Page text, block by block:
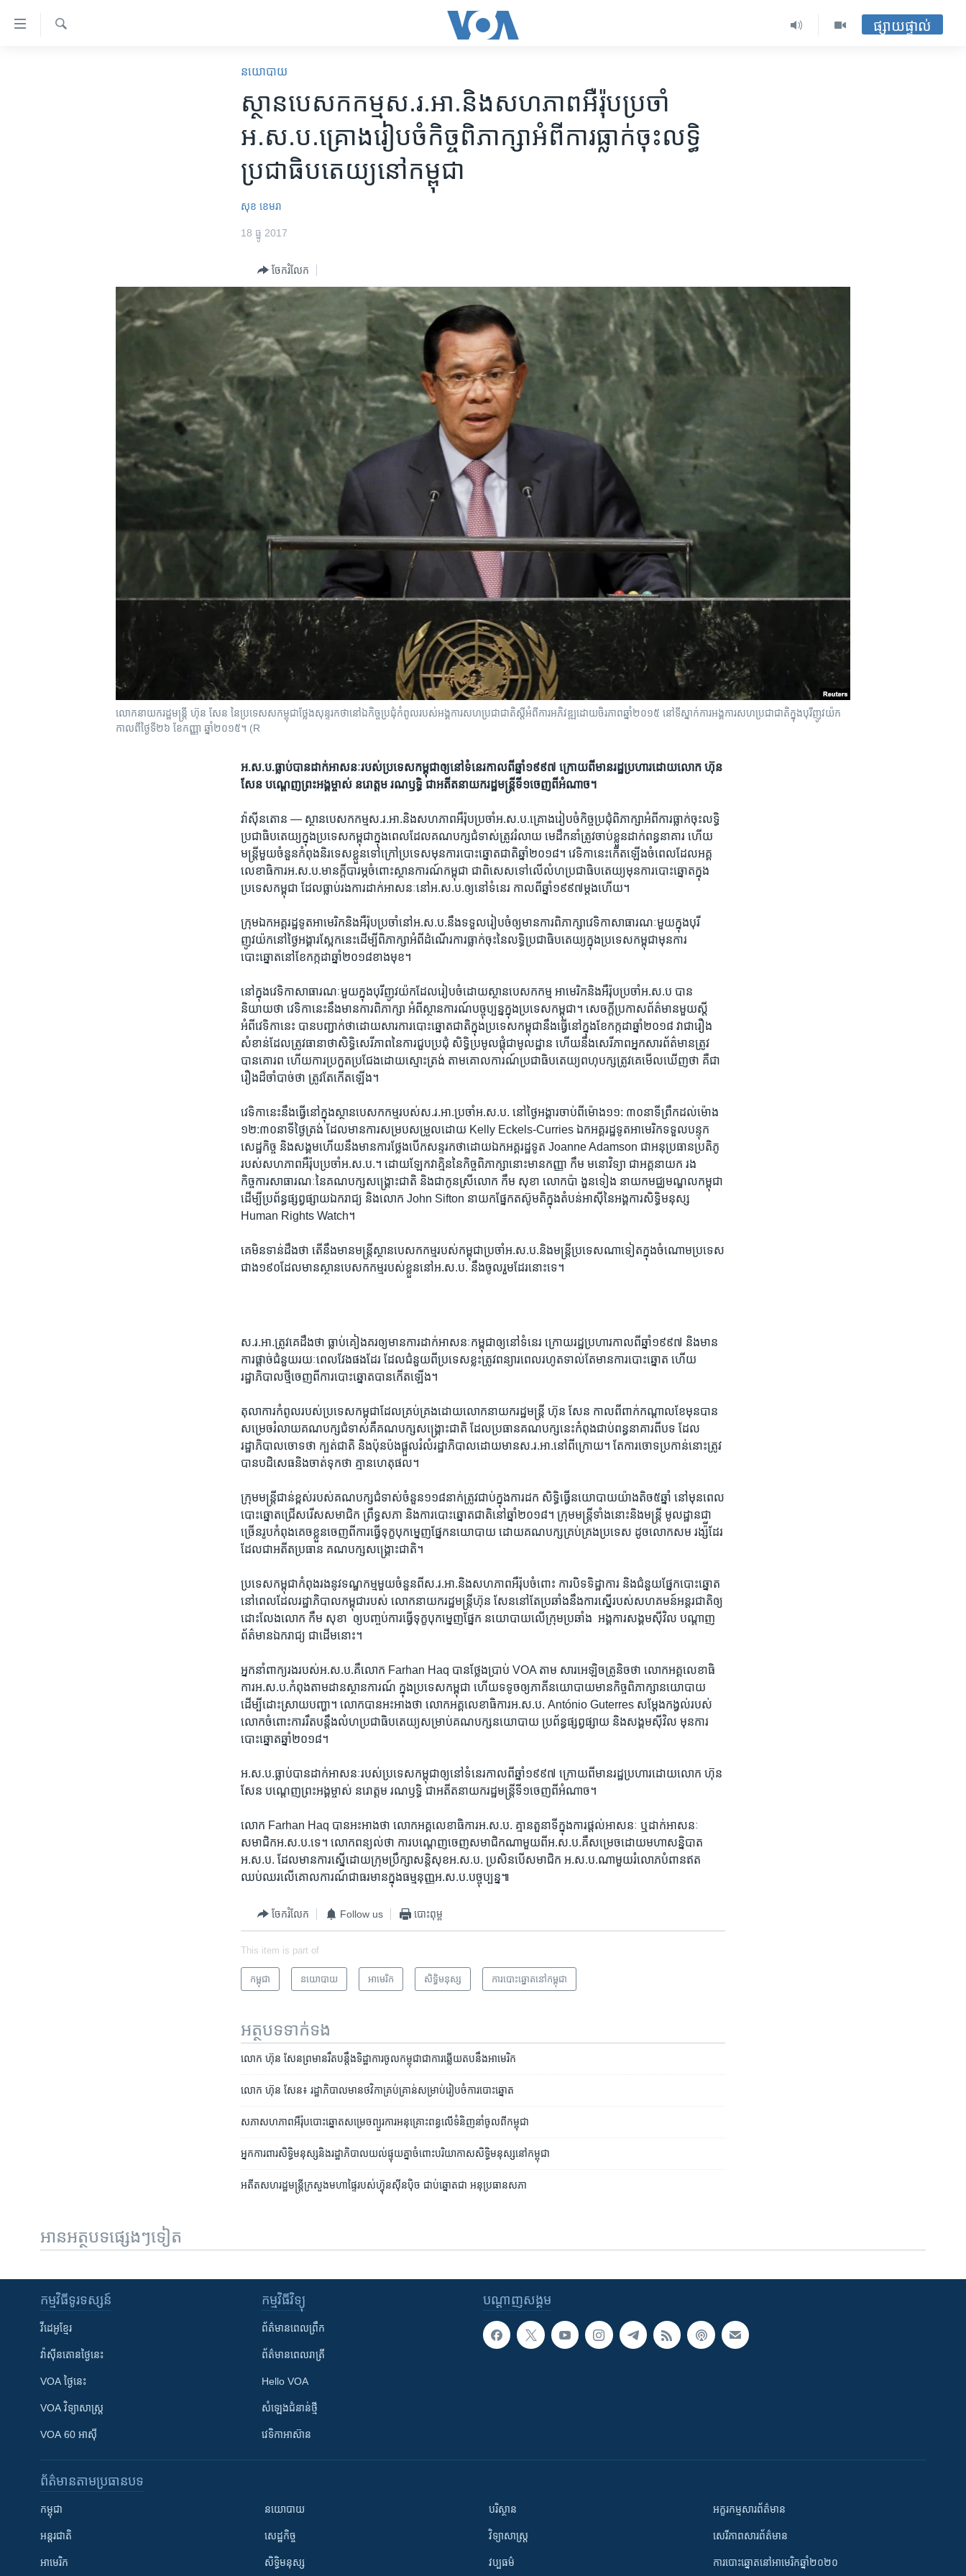
ទៅ​
ផ្សាយផ្ទាល់
នយោបាយ
ស្ថាន​បេសកកម្ម​ស.រ.អា.​និង​សហភាព​អឺរ៉ុប​ប្រចាំ​
អ.ស.ប.​​គ្រោង​រៀបចំ​កិច្ច​ពិភាក្សា​អំពី​ការ​ធ្លាក់​ចុះ​លទ្ធិ​
ប្រជាធិបតេយ្យ​នៅ​កម្ពុជា
សុខ ខេមរា
18 ធ្នូ 2017
ចែករំលែក
លោក​នាយករដ្ឋមន្ត្រី​ ហ៊ុន សែន នៃ​ប្រទេស​សកម្ពុជា​​ថ្លែង​សុន្ទរកថា​នៅ​​​ឯ​កិច្ច​ប្រជុំ​កំពូល​របស់​អង្គការ​សហប្រជាជាតិ​ស្តី​អំពី​ការ​អភិវឌ្ឍ​ដោយ​ចិរភាព​ឆ្នាំ​២០១៥ នៅ​ទី​ស្នាក់ការ​​អង្គការ​សហប្រជាជាតិ​ក្នុង​បុរីញូវយ៉ក
កាល​ពីថ្ងៃ​ទី​២៦ ខែ​កញ្ញា ឆ្នាំ​២០១៥។ (R
អ.ស.ប.​​ធ្លាប់​​បាន​​​ដាក់​អាសនៈ​របស់​​ប្រទេស​កម្ពុជា​ឲ្យ​នៅ​ទំនេរ​​កាលពី​ឆ្នាំ​១៩៩៧​ ក្រោយពី​មាន​រដ្ឋ​ប្រហារ​​ដោយ​លោក ហ៊ុន
សែន​ បណ្តេញ​ព្រះអង្គ​ម្ចាស់ ​នរោត្តម​ រណ​ឫទ្ធិ​ ជា​អតីត​នាយក​រដ្ឋមន្ត្រី​ទី១​ចេញ​ពី​អំណាច។​
វ៉ាស៊ីនតោន — ស្ថាន​បេសកកម្ម​ស.រ.អា.​និង​សហភាព​អឺរ៉ុប​ប្រចាំ​អ.ស.ប.​គ្រោង​រៀបចំ​កិច្ច​ប្រជុំ​ពិភាក្សា​អំពី​ការ​ធ្លាក់ចុះ​លទ្ធិ​
ប្រជាធិបតេយ្យ​ក្នុង​ប្រទេស​កម្ពុជា​ក្នុង​ពេល​ដែល​គណបក្ស​ជំទាស់​ត្រូវ​រំលាយ​ ​មេដឹកនាំ​ត្រូវ​ចាប់​ខ្លួន​ដាក់​ពន្ធនាគារ​ ហើយ​
មន្ត្រី​មួយ​ចំនួន​កំពុង​និរទេស​ខ្លួន​ទៅ​ក្រៅ​ប្រទេស​មុន​ការ​បោះឆ្នោត​ជាតិ​ឆ្នាំ​២០១៨។​ ​វេទិកានេះ​កើត​ឡើង​ចំ​ពេល​ដែល​អគ្គ
លេខាធិការ​អ.ស.ប.​មាន​ក្តី​បារម្ភ​ចំពោះ​ស្ថាន​ការណ៍​កម្ពុជា​ ជាពិសេស​ទៅលើ​លំហ​ប្រជាធិបតេយ្យ​មុន​ការ​បោះឆ្នោត​ក្នុង​
ប្រទេស​កម្ពុជា​ ដែល​ធ្លាប់​រង​ការ​ដាក់​អាសនៈ​នៅ​អ.ស.ប.ឲ្យ​នៅ​ទំនេរ​ កាលពី​ឆ្នាំ​១៩៩៧​ម្តង​ហើយ។​ ​
ក្រុម​ឯក​អគ្គរដ្ឋទូត​អាមេរិក​និង​អឺរ៉ុប​ប្រចាំ​នៅ​អ.ស.ប.នឹង​ទទួល​រៀបចំ​ឲ្យ​មាន​ការ​ពិភាក្សា​វេទិកា​សាធារណៈ​មួយ​ក្នុង​បុរី​
ញូវយ៉ក​នៅ​ថ្ងៃ​អង្គារ​ស្អែក​នេះ​ដើម្បី​ពិភាក្សា​អំពី​ដំណើរការ​ធ្លាក់​ចុះ​នៃ​លទ្ធិ​ប្រជាធិបតេយ្យ​ក្នុង​ប្រទេស​កម្ពុជា​មុន​ការ​
បោះឆ្នោត​នៅ​ខែ​កក្កដា​ឆ្នាំ២០១៨​ខាងមុខ។
នៅ​ក្នុង​វេទិកា​សាធារណៈ​មួយ​ក្នុង​បុរី​ញូវយ៉ក​ដែល​រៀបចំ​ដោយ​ស្ថាន​បេសកកម្ម អាមេរិក​និង​អឺរ៉ុប​ប្រចាំ​អ.ស.ប​ បាន​
និយាយ​ថា​ វេទិកា​នេះ​នឹង​មាន​ការ​ពិភាក្សា អំពី​ស្ថានការណ៍​បច្ចុប្បន្ន​ក្នុង​ប្រទេស​កម្ពុជា។​ សេចក្តី​ប្រកាស​ព័ត៌មាន​មួយ​ស្តី
អំពី​វេទិកា​នេះ ​បាន​បញ្ជាក់​ថា​ដោយសារ​ការបោះឆ្នោត​ជាតិ​ក្នុង​ប្រទេស​កម្ពុជា​នឹង​ធ្វើ​នៅ​ក្នុង​ខែ​កក្កដា​ឆ្នាំ​២០១៨​ វា​ជា​រឿង​
សំខាន់​ដែលត្រូវ​ធានា​ថា​សិទ្ធិ​សេរីភាព​នៃ​ការ​ជួបប្រជុំ ​សិទ្ធិ​ប្រមូល​ផ្តុំ​ជា​មូលដ្ឋាន​ ហើយ​នឹង​សេរីភាព​អ្នក​សារព័ត៌មាន​ត្រូវ​
បាន​គោរព ​ហើយ​ការ​ប្រកួត​ប្រជែង​ដោយ​ស្មោះត្រង់​ តាម​គោលការណ៍​ប្រជាធិបតេយ្យ​ពហុបក្ស​ត្រូវ​គេ​មើល​ឃើញ​ថា ​គឺ​ជា​
រឿង​ដ៏​ចាំបាច់​ថា ត្រូវ​តែ​កើត​ឡើង។
វេទិកា​នេះ​នឹង​ធ្វើ​នៅ​ក្នុង​ស្ថាន​បេសកកម្ម​របស់​ស.រ.អា.​ប្រចាំ​អ.ស.ប.​ នៅថ្ងៃ​អង្គារ​ចាប់ពី​ម៉ោង​១១: ៣០​នាទីព្រឹក​ដល់​ម៉ោង​
១២:៣០​នាទី​ថ្ងៃត្រង់​ ដែល​មាន​ការ​សម្រប​សម្រួល​ដោយ​ Kelly Eckels-Curries ​ឯក​អគ្គ​រដ្ឋទូត​អាមេរិក​ទទួល​បន្ទុក​
សេដ្ឋកិច្ច​ និង​សង្គម​ហើយ​នឹង​មាន​ការ​ថ្លែង​បើក​សន្ទរកថា​ដោយ​ឯក​អគ្គរដ្ឋទូត​ Joanne Adamson ​ជា​អនុប្រធាន​ប្រតិភូ​
របស់​សហភាព​អឺរ៉ុប​ប្រចាំ​អ.ស.ប.។​ ដោយ​ឡែក​វាគ្មិន​នៃ​កិច្ច​ពិភាក្សា​នោះ​មាន​កញ្ញា​ កឹម មនោវិទ្យា​ ជា​អគ្គ​នាយក​ រង​
កិច្ចការ​សាធារណៈ​នៃ​គណបក្ស​សង្គ្រោះ​ជាតិ ​និង​ជាកូន​ស្រី​លោក​ កឹម សុខា​ ​លោក​ប៉ា ងួនទៀង​ នាយក​មជ្ឈមណ្ឌល​កម្ពុជា​
ដើម្បី​ប្រព័ន្ធ​ផ្សព្វផ្សាយ​ឯករាជ្យ​ និង​លោក John Sifton​ នាយក​ផ្នែក​តស៊ូ​មតិ​ក្នុង​តំបន់​អាស៊ី​នៃ​អង្គការ​សិទ្ធិ​មនុស្ស​
Human ​Rights​ Watch។​
គេ​មិន​ទាន់​ដឹង​ថា តើ​នឹង​មាន​មន្ត្រី​ស្ថាន​បេសកកម្ម​របស់​កម្ពុជា​ប្រចាំ​អ.ស.ប.​និងមន្ត្រី​ប្រទេស​ណា​ទៀត​ក្នុង​ចំណោម​ប្រទេស​
ជាង​១៩០​ដែល​មាន​ស្ថានបេសក​កម្ម​របស់​ខ្លួន​នៅ​អ.ស.ប.​ ​នឹង​ចូលរួម​ដែរ​នោះ​ទេ។​
ស.រ.អា.​ត្រូវ​គេ​ដឹង​ថា​ ធ្លាប់​គៀងគរ​ឲ្យ​មាន​ការ​ដាក់​អាសនៈ​កម្ពុជា​ឲ្យ​នៅ​ទំនេរ​ ក្រោយ​រដ្ឋប្រហារ​កាលពី​ឆ្នាំ១៩៩៧​ និង​មាន​
ការ​ផ្តាច់​ជំនួយ​រយៈ​ពេល​វែង​ផង​ដែរ​ ​ដែល​ជំនួយ​ពី​ប្រទេស​ខ្លះត្រូវ​ពន្យារ​ពេល​រហូត​ទាល់​តែ​មាន​ការ​បោះ​ឆ្នោត​ ហើយ​
រដ្ឋាភិបាល​ថ្មី​ចេញ​ពី​ការ​បោះឆ្នោត​បាន​កើត​ឡើង។​
តុលាការ​កំពូល​របស់​ប្រទេស​កម្ពុជា​ដែល​គ្រប់​គ្រង​ដោយ​លោក​នាយក​រដ្ឋមន្ត្រី​ ហ៊ុន សែន ​កាលពី​ពាក់​កណ្តាល​ខែ​មុន​បាន​
សម្រេច​រំលាយ​គណបក្ស​ជំទាស់​គឺ​គណបក្ស​សង្គ្រោះ​ជាតិ​ ដែល​ប្រធាន​គណបក្ស​នេះ​កំពុង​ជាប់​ពន្ធនាគារ​ពី​បទ​ ដែល​
រដ្ឋាភិបាល​ចោទ​ថា​ ក្បត់ជាតិ​ និង​ប៉ុនប៉ង​ផ្តួលរំលំ​រដ្ឋាភិបាលដោយ​មាន​ស.រ.អា.​នៅ​ពី​ក្រោយ។​ តែ​ការ​ចោទ​ប្រកាន់​នោះត្រូវ​
បាន​បដិសេធ​និង​ចាត់​ទុក​ថា ​គ្មាន​ហេតុផល។​
ក្រុម​មន្ត្រី​ជាន់ខ្ពស់​របស់​គណបក្ស​ជំទាស់​ចំនួន​១១៨​នាក់ត្រូវ​ជាប់​ក្នុង​ការ​ដក​ សិទ្ធិ​ធ្វើ​នយោបាយ​យ៉ាងតិច​៥​ឆ្នាំ​ នៅមុន​ពេល​
បោះឆ្នោត​ជ្រើសរើស​សមាជិក​ ព្រឹទ្ធ​សភា​ និង​ការ​បោះឆ្នោត​ជាតិ​នៅ​ឆ្នាំ​២០១៨។ ​ក្រុម​មន្ត្រី​ទាំង​នោះ​និង​មន្ត្រី មូលដ្ឋាន​ជា
ច្រើន​រូប​កំពុង​គេចខ្លួន​ចេញពី​ការ​ធ្វើ​ទុក្ខ​បុក​ម្នេញ​ផ្នែក​នយោបាយ​ ដោយ​គណបក្ស​គ្រប់គ្រង​ប្រទេស​ ដូចលោក​សម រង្ស៉ី​ដែរ​
​ដែល​ជា​អតីត​ប្រធាន គណបក្ស​សង្គ្រោះជាតិ។​
ប្រទេស​កម្ពុជា​កំពុង​រង​នូវ​ទណ្ឌកម្ម​មួយ​ចំនួន​ពី​ស.រ.អា.​និង​សហភាព​អឺរ៉ុប​ចំពោះ ការបិទ​ទិដ្ឋាការ​ និង​ជំនួយ​ផ្នែក​បោះឆ្នោត​
នៅ​ពេល​ដែល​រដ្ឋាភិបាល​កម្ពុជា​របស់​ លោក​នាយក​រដ្ឋមន្ត្រី​ហ៊ុន សែន​នៅតែ​ប្រឆាំង​នឹង​ការស្នើ​របស់​សហគមន៍​អន្តរ​ជាតិ​ឲ្យ​
ដោះ​លែង​លោក ​កឹម សុខា ​ ​ឲ្យបញ្ចប់​ការ​ធ្វើទុក្ខ​បុកម្នេញ​ផ្នែក​ នយោបាយ​លើ​ក្រុម​ប្រឆាំង​ ​ អង្គការ​សង្គម​ស៊ីវិល ​បណ្តាញ​
ព័ត៌មាន​ឯករាជ្យ​ ជា​ដើម​នោះ។​
អ្នក​នាំ​ពាក្យ​រង​របស់​អ.ស.ប.​គឺលោក ​Farhan Haq ​បាន​ថ្លែង​ប្រាប់​ VOA ​តាម​ សារ​អេឡិច​ត្រូនិច​ថា ​លោក​អគ្គលេខាធិ
ការ​អ.ស.ប.​កំពុង​តាម​ដាន​ស្ថាន​ការណ៍​ ក្នុង​ប្រទេស​កម្ពុជា​ ​ហើយ​ទទូច​ឲ្យ​ភាគី​នយោបាយមាន​កិច្ច​ពិភាក្សា​នយោបាយ ​
ដើម្បី​ដោះស្រាយ​បញ្ហា។ ​លោក​បាន​អះអាង​ថា​ លោ​ក​អគ្គលេខាធិការ​អ.ស.ប.​ ​António Guterres​ សម្តែង​កង្វល់​របស់​
លោក​ចំពោះ​ការ​រឹត​បន្តឹង​លំហ​ប្រជា​ធិបតេយ្យ​សម្រាប់​គណបក្ស​នយោបាយ​ ប្រព័ន្ធ​ផ្សព្វផ្សាយ​ និង​សង្គម​ស៊ីវិល​ ​មុន​ការ​
បោះឆ្នោត​ឆ្នាំ​២០១៨។​
អ.ស.ប.ធ្លាប់បាន​ដាក់​អាសនៈ​របស់ប្រទេស​កម្ពុជា​ឲ្យ​នៅ​ទំនេរកាលពី​ឆ្នាំ​១៩៩៧​ ក្រោយពី​មាន​រដ្ឋ​ប្រហារដោយ​លោក ហ៊ុន
សែន​ បណ្តេញ​ព្រះអង្គ​ម្ចាស់ ​នរោត្តម​ រណ​ឫទ្ធិ​ ជា​អតីត​នាយក​រដ្ឋមន្ត្រី​ទី១​ចេញ​ពី​អំណាច។​
លោក ​Farhan Haq ​បាន​អះអាង​ថា​ លោក​អគ្គលេខាធិការ​អ.ស.ប. ​គ្មាន​តួនាទី​ក្នុង​ការ​ផ្តល់​អាសនៈ​ ឬ​ដាក់​អាសនៈ​
សមាជិក​អ.ស.ប.​ទេ។ ​លោក​ពន្យល់​ថា​ ការ​បណ្តេញ​ចេញ​សមាជិក​ណាមួយ​ពី​អ.ស.ប.​គឺ​សម្រេច​ដោយ​មហា​សន្និបាត​
អ.ស.ប.​ ដែល​មាន​ការ​ស្នើ​ដោយ​ក្រុម​ប្រឹក្សា​សន្តិសុខ​អ.ស.ប.​ ប្រសិន​បើ​សមាជិក​ អ.ស.ប.​ណាមួយ​រំលោភ​បំពាន​ឥត​
ឈប់ឈរ​លើ​គោល​ការណ៍​ជាធរមាន​ក្នុង​ធម្មនុញ្ញ​អ.ស.ប.​បច្ចុប្បន្ន៕​
ចែករំលែក Follow us បោះពុម្ព
This item is part of
កម្ពុជា នយោបាយ អាមេរិក​ សិទ្ធិ​មនុស្ស ​ការ​បោះឆ្នោត​​នៅ​កម្ពុជា
អត្ថបទ​ទាក់ទង
លោក ​ហ៊ុន សែន​ព្រមាន​រឹត​បន្តឹង​ទិដ្ឋាការ​ចូល​កម្ពុជា​ជា​ការ​ឆ្លើយ​តប​នឹង​អាមេរិក
លោក ហ៊ុន សែន៖ រដ្ឋាភិបាល​មាន​ថវិកា​គ្រប់គ្រាន់​សម្រាប់​រៀបចំ​ការ​បោះឆ្នោត
សភា​សហភាព​អឺរ៉ុប​បោះឆ្នោត​សម្រេច​ព្យួរ​ការ​​អនុគ្រោះ​ពន្ធ​លើ​ទំនិញ​នាំចូល​ពី​កម្ពុជា
អ្នក​ការពារ​សិទ្ធិ​មនុស្ស​និង​រដ្ឋាភិបាល​យល់​ផ្ទុយ​គ្នា​​ចំពោះ​​បរិយាកាស​សិទ្ធិ​មនុស្ស​នៅ​កម្ពុជា
អតីត​សហរដ្ឋ​មន្ត្រី​ក្រសួង​មហាផ្ទៃ​របស់​ហ៊្វុនស៊ីនប៉ិច​ ជាប់​ឆ្នោត​ជា​ អនុ​ប្រធាន​សភា
អានអត្ថបទផ្សេងៗទៀត
បណ្តាញ​សង្គម
កម្មវិធី​ទូរទស្សន៍
វីដេអូ​ខ្មែរ
វ៉ាស៊ីនតោន​ថ្ងៃ​នេះ
VOA ថ្ងៃនេះ
VOA ​វិទ្យាសាស្ត្រ
VOA 60 អាស៊ី
កម្មវិធី​វិទ្យុ
ព័ត៌មាន​ពេល​ព្រឹក
ព័ត៌មាន​​ពេល​រាត្រី
Hello VOA
សំឡេង​ជំនាន់​ថ្មី
វេទិកា​អាស៊ាន
ព័ត៌មាន​តាមប្រធានបទ​
កម្ពុជា
អន្តរជាតិ
អាមេរិក
នយោបាយ
សេដ្ឋកិច្ច
សិទ្ធិមនុស្ស
បរិស្ថាន
វិទ្យាសាស្រ្ត
វប្បធម៌
អក្ខរកម្មសារព័ត៌មាន
សេរីភាពសារព័ត៌មាន
ការបោះឆ្នោតនៅអាមេរិកឆ្នាំ២០២០